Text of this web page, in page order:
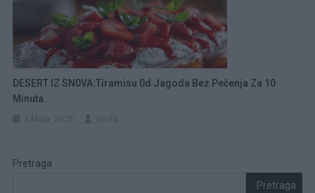
DESERT IZ SN0VA:Tiramisu 0d Jagoda Bez Pečenja Za 10
Minuta…
Pretraga
Pretraga